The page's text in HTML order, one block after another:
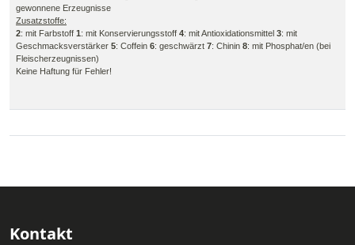
gewonnene Erzeugnisse
Zusatzstoffe:
2: mit Farbstoff 1: mit Konservierungsstoff 4: mit Antioxidationsmittel 3: mit
Geschmacksverstärker 5: Coffein 6: geschwärzt 7: Chinin 8: mit Phosphat/en (bei
Fleischerzeugnissen)
Keine Haftung für Fehler!
Kontakt